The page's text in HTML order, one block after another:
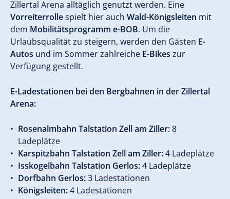
Zillertal Arena alltäglich genutzt werden. Eine
Vorreiterrollespielt hier auch Wald-Königsleiten mit
dem Mobilitätsprogramm e-BOB. Um die
Urlaubsqualität zu steigern, werden den Gästen E-
Autos und im Sommer zahlreiche E-Bikes zur
Verfügung gestellt.
E-Ladestationen bei den Bergbahnen in der Zillertal
Arena:
Rosenalmbahn Talstation Zell am Ziller:8
Ladeplätze
Karspitzbahn Talstation Zell am Ziller:4 Ladeplätze
Isskogelbahn Talstation Gerlos:4 Ladeplätze
Dorfbahn Gerlos:3 Ladestationen
Königsleiten:4 Ladestationen